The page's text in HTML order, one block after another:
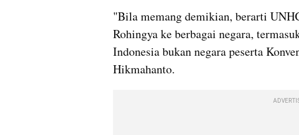
"Bila memang demikian, berarti
Rohingya ke berbagai negara,
Indonesia bukan negara peserta
Hikmahanto.